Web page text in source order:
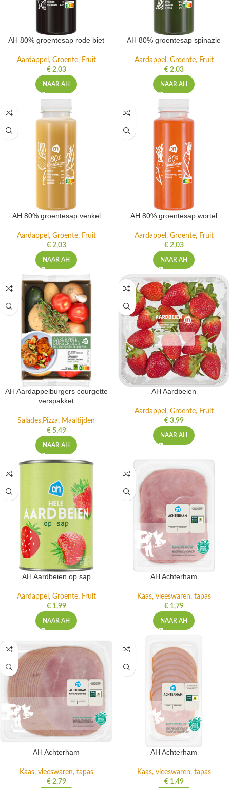
AH 80% groentesap rode biet
Aardappel, Groente, Fruit
€2,03
NAAR AH
AH 80% groentesap spinazie
Aardappel, Groente, Fruit
€2,03
NAAR AH
AH 80% groentesap venkel
Aardappel, Groente, Fruit
€2,03
NAAR AH
AH 80% groentesap wortel
Aardappel, Groente, Fruit
€2,03
NAAR AH
AH Aardappelburgers courgette
verspakket
Salades,Pizza, Maaltijden
€5,49
NAAR AH
AH Aardbeien
Aardappel, Groente, Fruit
€3,99
NAAR AH
AH Aardbeien op sap
Aardappel, Groente, Fruit
€1,99
NAAR AH
AH Achterham
Kaas, vleeswaren, tapas
€1,79
NAAR AH
AH Achterham
Kaas, vleeswaren, tapas
€2,79
AH Achterham
Kaas, vleeswaren, tapas
€1,49